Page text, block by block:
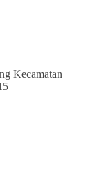
Kecamatan